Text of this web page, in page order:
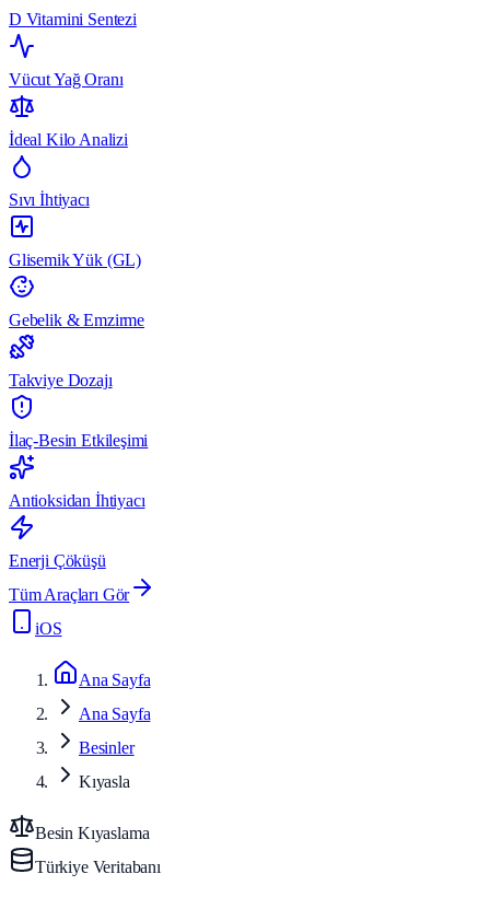
D Vitamini Sentezi
Vücut Yağ Oranı
İdeal Kilo Analizi
Sıvı İhtiyacı
Glisemik Yük (GL)
Gebelik & Emzirme
Takviye Dozajı
İlaç-Besin Etkileşimi
Antioksidan İhtiyacı
Enerji Çöküşü
Tüm Araçları Gör
iOS
Ana Sayfa
Ana Sayfa
Besinler
Kıyasla
Besin Kıyaslama
Türkiye Veritabanı